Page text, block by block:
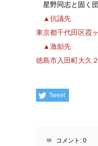
星野同志と固く
▲抗議先
東京都千代田区霞
▲激励先
徳島市入田町大久
Tweet
コメント: 0